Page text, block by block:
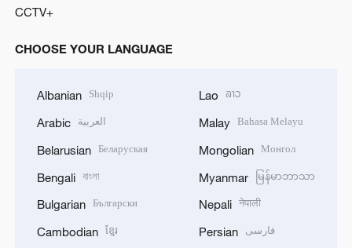
CCTV+
CHOOSE YOUR LANGUAGE
Albanian Shqip
Arabic العربية
Belarusian Беларуская
Bengali বাংলা
Bulgarian Български
Cambodian ខ្មែរ
Lao ລາວ
Malay Bahasa Melayu
Mongolian Монгол
Myanmar မြန်မာဘာသာ
Nepali नेपाली
Persian فارسی